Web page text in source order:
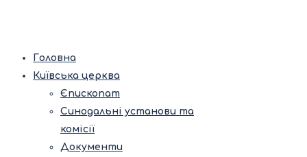
Головна
Київська церква
Єпископат
Синодальні установи та
комісії
Документи